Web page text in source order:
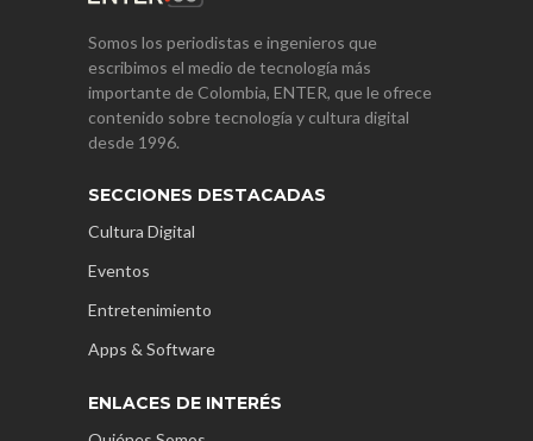
Somos los periodistas e ingenieros que
escribimos el medio de tecnología más
importante de Colombia, ENTER, que le ofrece
contenido sobre tecnología y cultura digital
desde 1996.
SECCIONES DESTACADAS
Cultura Digital
Eventos
Entretenimiento
Apps & Software
ENLACES DE INTERÉS